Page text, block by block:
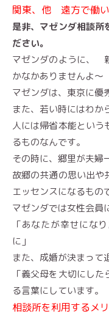
関東、他 遠方で働い
是非、マゼンダ相談所
ださい。
マゼンダのように、
かなかありませんよ〜
マゼンダは、東京に優
また、若い時にはわか
人には帰省本能という
るものなんです。
その時に、郷里が夫婦
故郷の共通の思い出や
エッセンスになるもの
マゼンダでは女性会員
「あなたが幸せにな
に」
また、成婚が決まって
「義父母を大切にし
る言葉にしています。
相談所を利用するメ